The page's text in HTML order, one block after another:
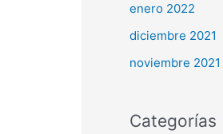
enero 2022
diciembre 2021
noviembre 2021
Categorías